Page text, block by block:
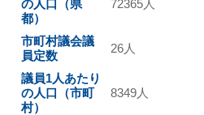
の人口（県
都）
72365人
市町村議会議
員定数
26人
議員1人あたり
の人口（市町
村）
8349人